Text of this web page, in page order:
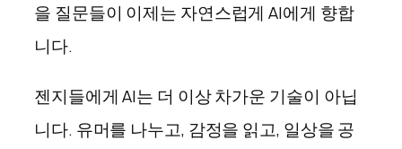
을 질문들이 이제는 자연스럽게 AI에게 향합
니다.
젠지들에게 AI는 더 이상 차가운 기술이 아닙
니다. 유머를 나누고, 감정을 읽고, 일상을 공